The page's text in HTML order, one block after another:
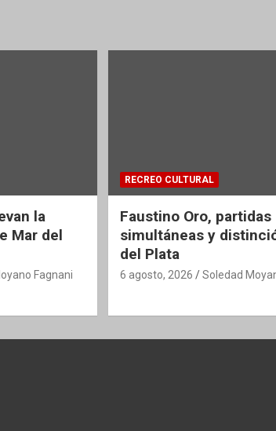
la
Mar del
Fagnani
RECREO CULTURAL
Faustino Oro, partidas
simultáneas y
del Plata
6 agosto, 2026 Soledad